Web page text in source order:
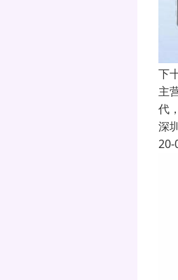
下
主
代
深
20-